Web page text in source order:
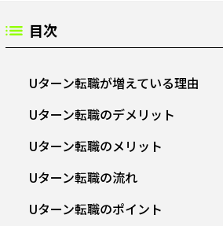
目次
Uターン転職が増えている理由
Uターン転職のデメリット
Uターン転職のメリット
Uターン転職の流れ
Uターン転職のポイント